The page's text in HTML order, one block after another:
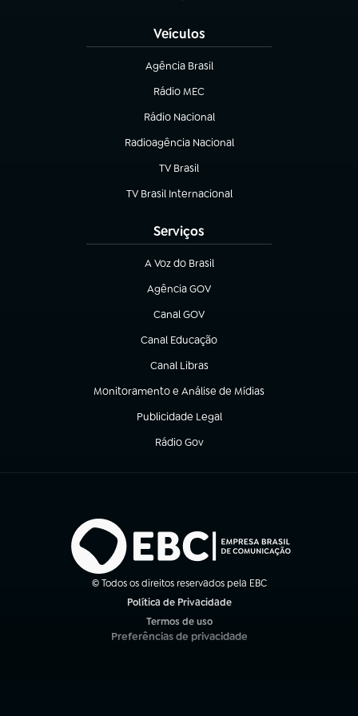
Veículos
Agência Brasil
(abre em nova aba)
Rádio MEC
(abre em nova aba)
Rádio Nacional
Radioagência Nacional
(abre em nova aba)
TV Brasil
(abre em nova aba)
TV Brasil Internacional
(abre em nova aba)
Serviços
A Voz do Brasil
(abre em nova aba)
Agência GOV
(abre em nova aba)
Canal GOV
(abre em nova aba)
Canal Educação
(abre em nova aba)
Canal Libras
(abre em nova aba)
Monitoramento e Análise de Mídias
(abre em nova aba)
Publicidade Legal
(abre em nova aba)
Rádio Gov
(abre em nova aba)
© Todos os direitos reservados pela EBC
Política de Privacidade
Termos de uso
(abre em nova aba)
Preferências de privacidade